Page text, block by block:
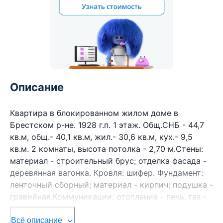
Описание
Квартира в блокированном жилом доме в
Брестском р-не. 1928 г.п. 1 этаж. Общ.СНБ - 44,7
кв.м, общ.- 40,1 кв.м, жил.- 30,6 кв.м, кух.- 9,5
кв.м. 2 комнаты, высота потолка - 2,70 м.Стены:
материал - строительный брус; отделка фасада -
деревянная вагонка. Кровля: шифер. Фундамент:
ленточный сборный; материал - кирпич; подушка -
гравийная.Коммуникации: отопление - печь, газ -
централизованный (в доме), водоснабжение -
централизованный водопровод, колодец,
Всё описание